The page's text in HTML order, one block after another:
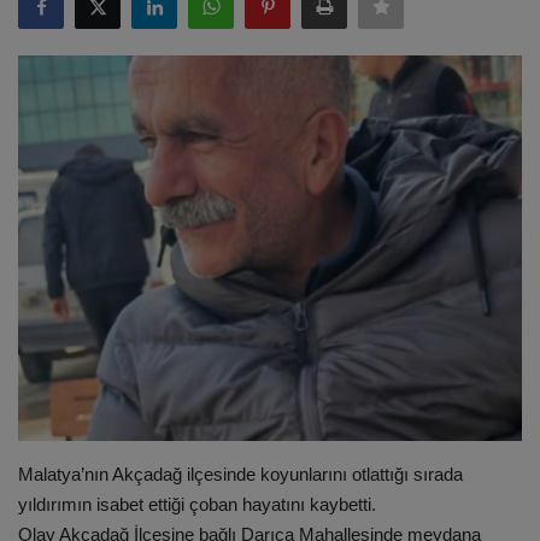
YEMEK
SPOR
SEYAHAT
EĞİTİM
GALERİ
VİDEO
Malatya’nın Akçadağ ilçesinde koyunlarını otlattığı sırada
yıldırımın isabet ettiği çoban hayatını kaybetti.
Olay Akçadağ İlçesine bağlı Darıca Mahallesinde meydana